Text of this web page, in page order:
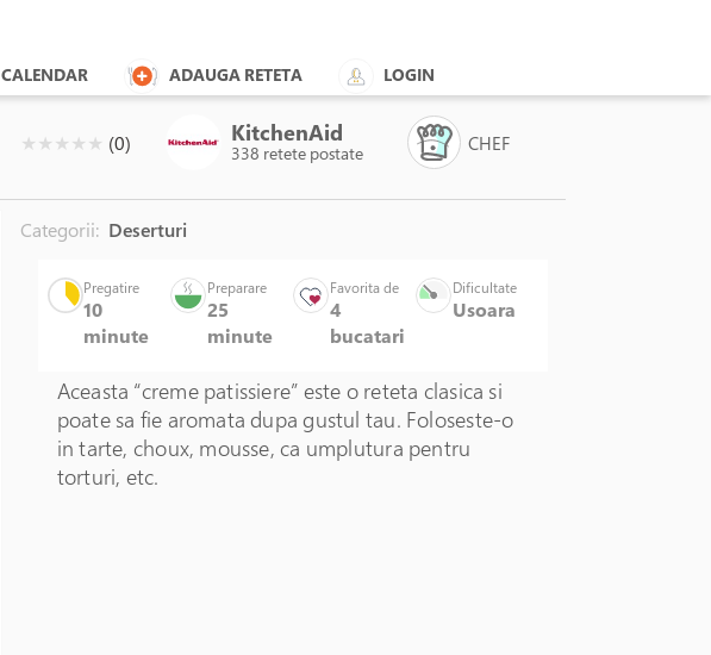
CALENDAR ADAUGA RETETA LOGIN
( )
★( )
★( )
★( )
★( )
★ (0) KitchenAid
338 retete postate CHEF
Categorii: Deserturi
Pregatire
10
minute
Preparare
25
minute
Favorita de
4
bucatari
Dificultate
Usoara
Aceasta “creme patissiere” este o reteta clasica si
poate sa fie aromata dupa gustul tau. Foloseste-o
in tarte, choux, mousse, ca umplutura pentru
torturi, etc.